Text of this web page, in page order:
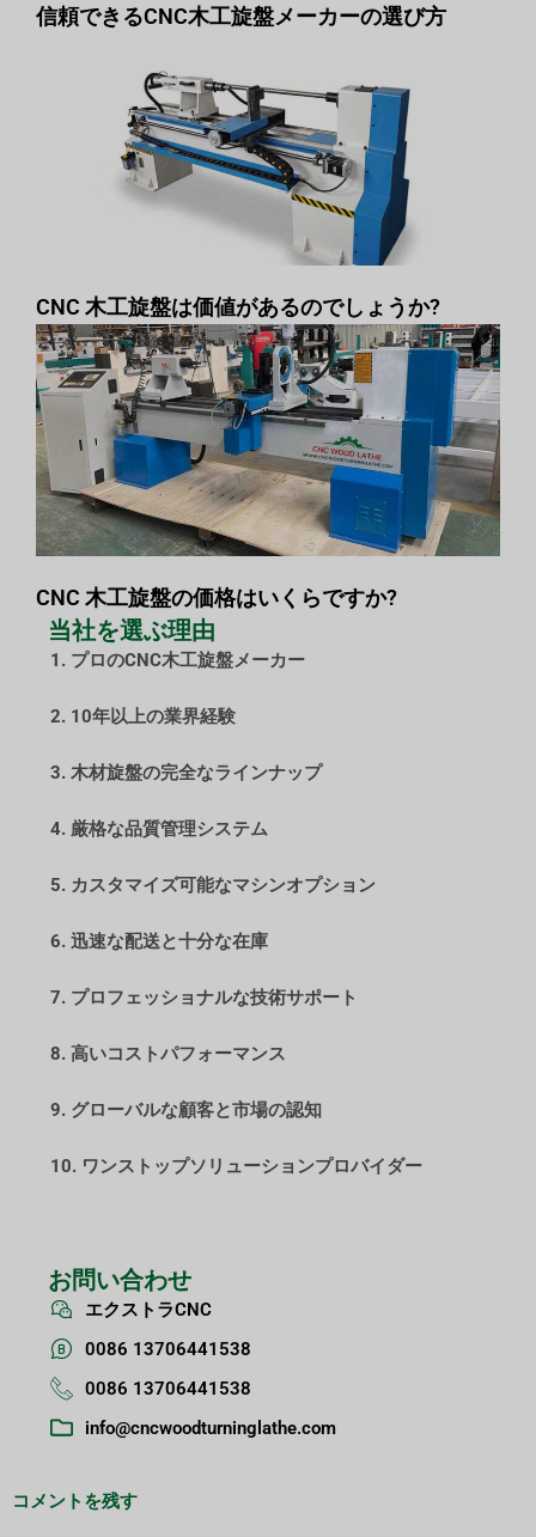
信頼できるCNC木工旋盤メーカーの選び方
CNC 木工旋盤は価値があるのでしょうか?
CNC 木工旋盤の価格はいくらですか?
当社を選ぶ理由
1. プロのCNC木工旋盤メーカー
2. 10年以上の業界経験
3. 木材旋盤の完全なラインナップ
4. 厳格な品質管理システム
5. カスタマイズ可能なマシンオプション
6. 迅速な配送と十分な在庫
7. プロフェッショナルな技術サポート
8. 高いコストパフォーマンス
9. グローバルな顧客と市場の認知
10. ワンストップソリューションプロバイダー
お問い合わせ
エクストラCNC
0086 13706441538
0086 13706441538
info@cncwoodturninglathe.com
コメントを残す